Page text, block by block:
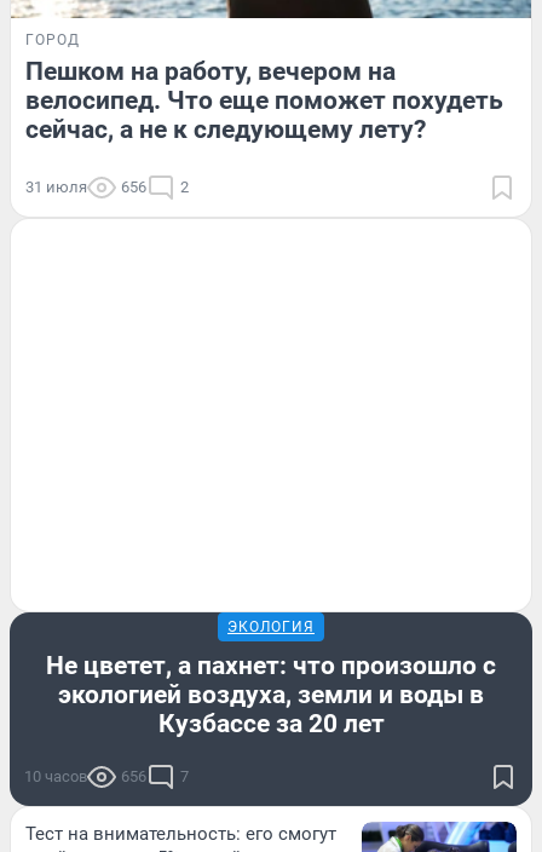
ГОРОД
Пешком на работу, вечером на
велосипед. Что еще поможет похудеть
сейчас, а не к следующему лету?
31 июля 656 2
ЭКОЛОГИЯ
Не цветет, а пахнет: что произошло с
экологией воздуха, земли и воды в
Кузбассе за 20 лет
10 часов 656 7
Тест на внимательность: его смогут